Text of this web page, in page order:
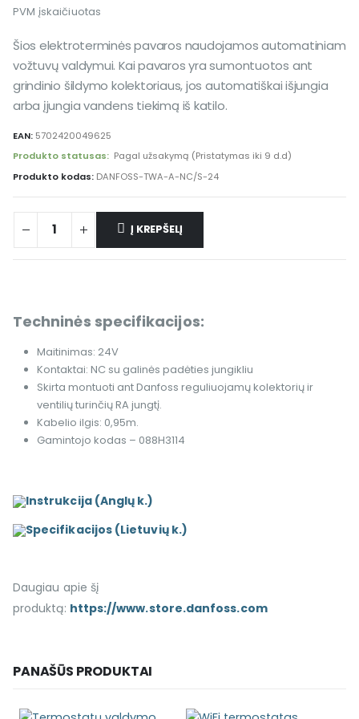
PVM įskaičiuotas
Šios elektroterminės pavaros naudojamos automatiniam
vožtuvų valdymui. Kai pavaros yra sumontuotos ant
grindinio šildymo kolektoriaus, jos automatiškai išjungia
arba įjungia vandens tiekimą iš katilo.
EAN: 5702420049625
Produkto statusas: Pagal užsakymą (Pristatymas iki 9 d.d)
Produkto kodas: DANFOSS-TWA-A-NC/S-24
Į KREPŠELĮ
Techninės specifikacijos:
Maitinimas: 24V
Kontaktai: NC su galinės padėties jungikliu
Skirta montuoti ant Danfoss reguliuojamų kolektorių ir
ventilių turinčių RA jungtį.
Kabelio ilgis: 0,95m.
Gamintojo kodas – 088H3114
Instrukcija (Anglų k.)
Specifikacijos (Lietuvių k.)
Daugiau apie šį
produktą: https://www.store.danfoss.com
PANAŠŪS PRODUKTAI